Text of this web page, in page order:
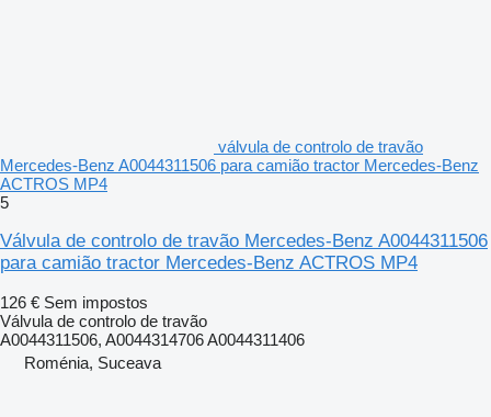
válvula de controlo de travão
Mercedes-Benz A0044311506 para camião tractor Mercedes-Benz
ACTROS MP4
5
Válvula de controlo de travão Mercedes-Benz A0044311506
para camião tractor Mercedes-Benz ACTROS MP4
126 € Sem impostos
Válvula de controlo de travão
A0044311506, A0044314706 A0044311406
Roménia, Suceava